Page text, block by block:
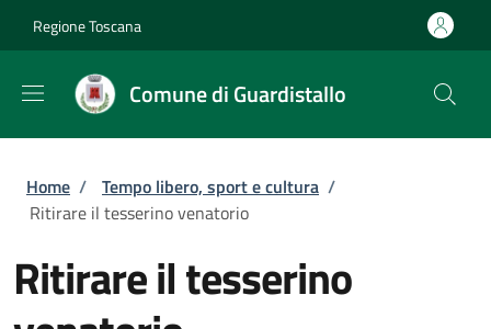
Regione Toscana
Comune di Guardistallo
Briciole di pane
Home / Tempo libero, sport e cultura /
Ritirare il tesserino venatorio
Ritirare il tesserino